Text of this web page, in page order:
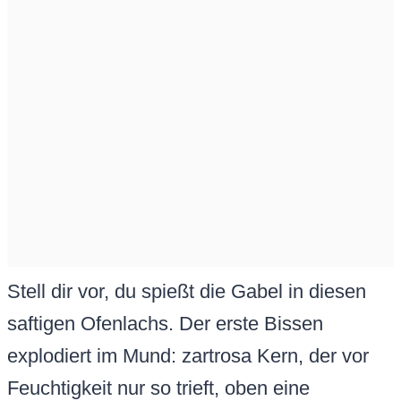
Stell dir vor, du spießt die Gabel in diesen
saftigen Ofenlachs. Der erste Bissen
explodiert im Mund: zartrosa Kern, der vor
Feuchtigkeit nur so trieft, oben eine